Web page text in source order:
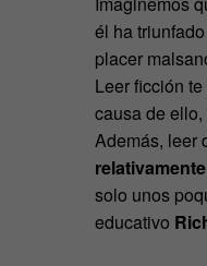
él ha
placer
Leer ficción
causa de
Además, leer
solo unos
educativo